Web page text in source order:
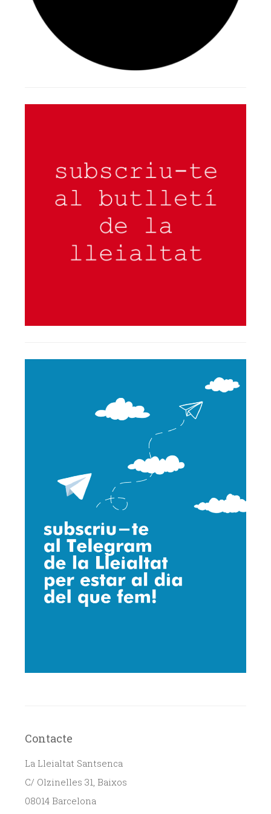
Contacte
La Lleialtat Santsenca
C/ Olzinelles 31, Baixos
08014 Barcelona